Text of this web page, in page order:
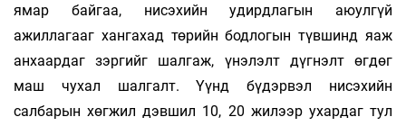
ямар байгаа, нисэхийн удирдлагын аюулгүй
ажиллагааг хангахад төрийн бодлогын түвшинд яаж
анхаардаг зэргийг шалгаж, үнэлэлт дүгнэлт өгдөг
маш чухал шалгалт. Үүнд бүдэрвэл нисэхийн
салбарын хөгжил дэвшил 10, 20 жилээр ухардаг тул